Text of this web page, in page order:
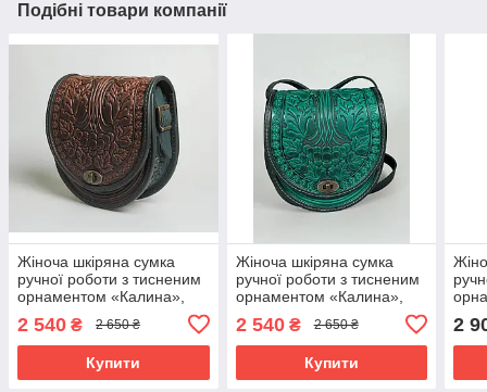
Подібні товари компанії
Жіноча шкіряна сумка
ручної роботи з тисненим
орнаментом «Калина»,
коричнево-зелена сумка з
натуральної шкіри,
20*21*8 см
2 540 ₴ 2 650 ₴
Купити
Жіноча шкіряна сумка
ручної роботи з тисненим
орнаментом «Калина»,
натуральної шкіри,
20*21*8 см
2 540₴ 2 650 ₴
Купити
2